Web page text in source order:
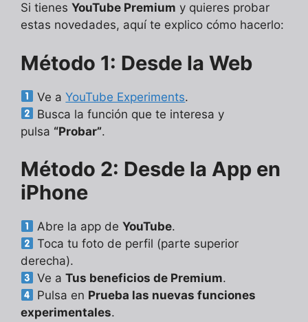
Si tienes YouTube Premium y quieres probar
estas novedades, aquí te explico cómo hacerlo:
Método 1: Desde la Web
Ve aYouTube Experiments.
Busca la función que te interesa y
pulsa “Probar”.
Método 2: Desde la App en
iPhone
Abre la app deYouTube.
Toca tu foto de perfil (parte superior
derecha).
Ve aTus beneficios de Premium.
Pulsa en Prueba las nuevas funciones
experimentales.